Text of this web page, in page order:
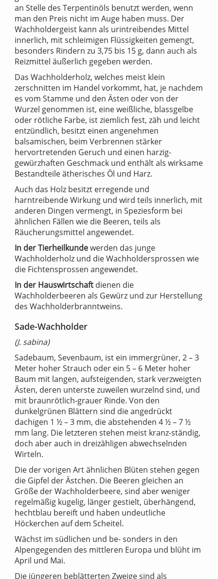
an Stelle des Terpentinöls benutzt werden, wenn
man den Preis nicht im Auge haben muss. Der
Wachholdergeist kann als urintreibendes Mittel
innerlich, mit schleimigen Flüssigkeiten gemengt,
besonders Rindern zu 3,75 bis 15 g, dann auch als
Reizmittel äußerlich gegeben werden.
Das Wachholderholz, welches meist klein
zerschnitten im Handel vorkommt, hat, je nachdem
es vom Stamme und den Ästen oder von der
Wurzel genommen ist, eine weißliche, blassgelbe
oder rötliche Farbe, ist ziemlich fest, zäh und leicht
entzündlich, besitzt einen angenehmen
balsamischen, beim Verbrennen stärker
hervortretenden Geruch und einen harzig-
gewürzhaften Geschmack und enthält als wirksame
Bestandteile ätherisches Öl und Harz.
Auch das Holz besitzt erregende und
harntreibende Wirkung und wird teils innerlich, mit
anderen Dingen vermengt, in Speziesform bei
ähnlichen Fällen wie die Beeren, teils als
Räucherungsmittel angewendet.
In der Tierheilkundewerden das junge
Wachholderholz und die Wachholdersprossen wie
die Fichtensprossen angewendet.
In der Hauswirtschaft dienen die
Wachholderbeeren als Gewürz und zur Herstellung
des Wachholderbranntweins.
Sade-Wachholder
(J. sabina)
Sadebaum, Sevenbaum, ist ein immergrüner, 2 – 3
Meter hoher Strauch oder ein 5 – 6 Meter hoher
Baum mit langen, aufsteigenden, stark verzweigten
Ästen, deren unterste zuweilen wurzelnd sind, und
mit braunrötlich-grauer Rinde. Von den
dunkelgrünen Blättern sind die angedrückt
dachigen 1 ½ – 3 mm, die abstehenden 4 ½ – 7 ½
mm lang. Die letzteren stehen meist kranz-ständig,
doch aber auch in dreizähligen abwechselnden
Wirteln.
Die der vorigen Art ähnlichen Blüten stehen gegen
die Gipfel der Ästchen. Die Beeren gleichen an
Größe der Wachholderbeere, sind aber weniger
regelmäßig kugelig, länger gestielt, überhängend,
hechtblau bereift und haben undeutliche
Höckerchen auf dem Scheitel.
Wächst im südlichen und be- sonders in den
Alpengegenden des mittleren Europa und blüht im
April und Mai.
Die jüngeren beblätterten Zweige sind als